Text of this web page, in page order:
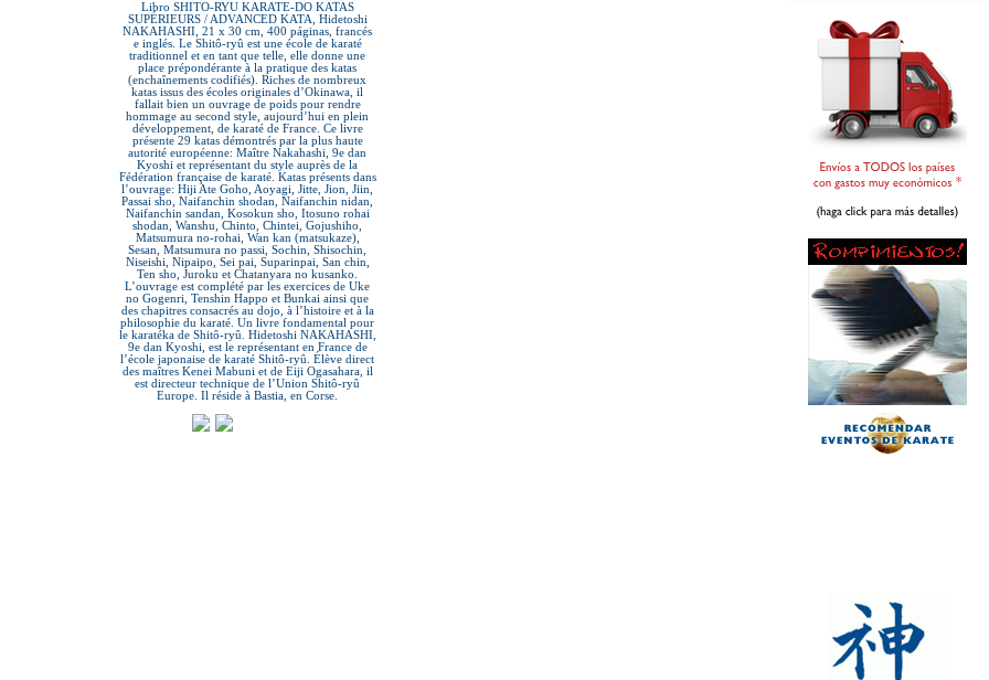
Libro SHITO-RYU KARATE-DO KATAS
SUPÉRIEURS / ADVANCED KATA, Hidetoshi
NAKAHASHI, 21 x 30 cm, 400 páginas, francés
e inglés. Le Shitô-ryû est une école de karaté
traditionnel et en tant que telle, elle donne une
place prépondérante à la pratique des katas
(enchaînements codifiés). Riches de nombreux
katas issus des écoles originales d’Okinawa, il
fallait bien un ouvrage de poids pour rendre
hommage au second style, aujourd’hui en plein
développement, de karaté de France. Ce livre
présente 29 katas démontrés par la plus haute
autorité européenne: Maître Nakahashi, 9e dan
Kyoshi et représentant du style auprès de la
Fédération française de karaté. Katas présents dans
l’ouvrage: Hiji Ate Goho, Aoyagi, Jitte, Jion, Jiin,
Passai sho, Naifanchin shodan, Naifanchin nidan,
Naifanchin sandan, Kosokun sho, Itosuno rohai
shodan, Wanshu, Chinto, Chintei, Gojushiho,
Matsumura no-rohai, Wan kan (matsukaze),
Sesan, Matsumura no passi, Sochin, Shisochin,
Niseishi, Nipaipo, Sei pai, Suparinpai, San chin,
Ten sho, Juroku et Chatanyara no kusanko.
L’ouvrage est complété par les exercices de Uke
no Gogenri, Tenshin Happo et Bunkai ainsi que
des chapitres consacrés au dojo, à l’histoire et à la
philosophie du karaté. Un livre fondamental pour
le karatéka de Shitô-ryû. Hidetoshi NAKAHASHI,
9e dan Kyoshi, est le représentant en France de
l’école japonaise de karaté Shitô-ryû. Élève direct
des maîtres Kenei Mabuni et de Eiji Ogasahara, il
est directeur technique de l’Union Shitô-ryû
Europe. Il réside à Bastia, en Corse.